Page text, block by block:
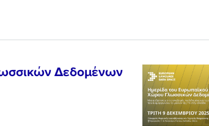
Δεδομένων